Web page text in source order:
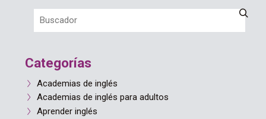
Categorías
Academias de inglés
Academias de inglés para adultos
Aprender inglés